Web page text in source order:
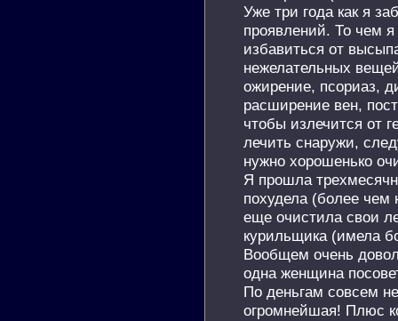
Уже три года как я
проявлений. То чем
избавиться от
нежелательных
ожирение, псориаз,
расширение вен,
чтобы излечится от
лечить снаружи,
нужно хорошенько
Я прошла
похудела (более чем
еще очистила свои
курильщика (имела
Вообщем очень
одна женщина
По деньгам совсем
огромнейшая! Плюс